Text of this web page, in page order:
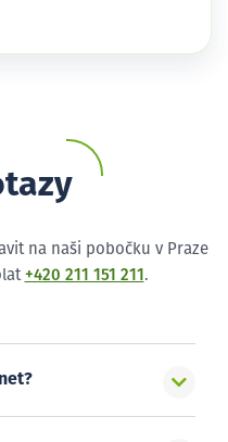
na naši pobočku v Praze
+420 211 151 211 .